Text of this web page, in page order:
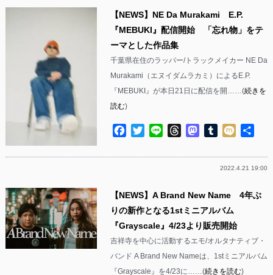
【NEWS】NE Da Murakami E.P.
『MEBUKI』配信開始 「忘れ物」をテ
ーマとした作品集
千葉県在住のラッパー/トラックメイカー NE Da
Murakami（エヌイダムラカミ）によるE.P.
『MEBUKI』が本日21日に配信を開……(続きを
読む)
Facebook
TwitterLine ThreadsMastodon
Tumblr
Mixi
2022.4.21 19:00
【NEWS】A Brand New Name 4年ぶ
りの新作となる1stミニアルバム
『Grayscale』4/23より販売開始
吉祥寺を中心に活動するエモ/オルタナティブ・
バンド A Brand New Nameは、1stミニアルバム
『Grayscale』を4/23に……(続きを読む)